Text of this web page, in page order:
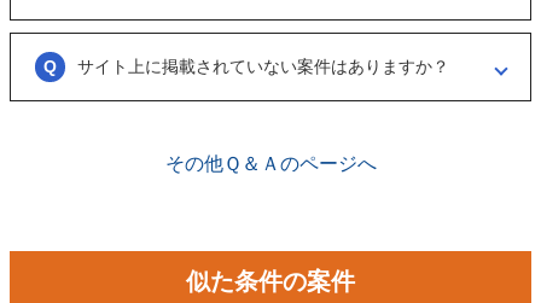
ございません。まずは、商談でどのような事業なのかを確認する目的も
あるため、気軽に商談申し込みを行ってください。
サイト上に掲載されていない案件はありますか？
その他Ｑ＆Ａのページへ
似た条件の案件